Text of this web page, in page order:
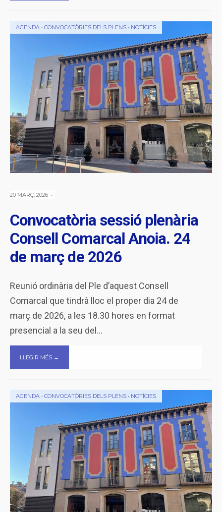
AGENDA • CONVOCATÒRIES DELS PLENS • NOTÍCIES
20 MARÇ, 2026 •
Convocatòria sessió plenària
Consell Comarcal Anoia. 24
de març de 2026
Reunió ordinària del Ple d’aquest Consell
Comarcal que tindrà lloc el proper dia 24 de
març de 2026, a les 18.30 hores en format
presencial a la seu del ...
LLEGIR MÉS →
AGENDA • CONVOCATÒRIES DELS PLENS • NOTÍCIES